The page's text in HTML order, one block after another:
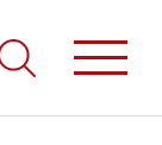
as notícias